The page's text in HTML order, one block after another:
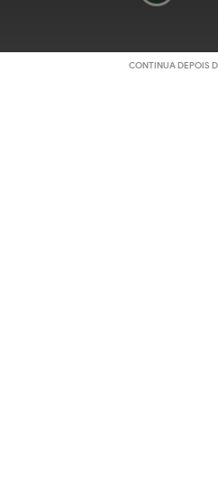
CONTINUA DEPOIS